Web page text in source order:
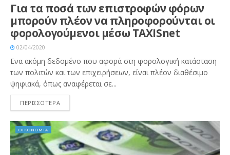
Για τα ποσά των επιστροφών φόρων
μπορούν πλέον να πληροφορούνται οι
φορολογούμενοι μέσω TAXISnet
02/04/2020
Ενα ακόμη δεδομένο που αφορά στη φορολογική κατάσταση
των πολιτών και των επιχειρήσεων, είναι πλέον διαθέσιμο
ψηφιακά, όπως αναφέρεται σε...
ΠΕΡΙΣΣΟΤΕΡΑ
ΟΙΚΟΝΟΜΙΑ